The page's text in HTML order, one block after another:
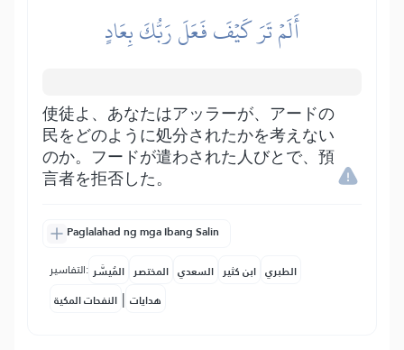
أَلَمۡ تَرَ كَيۡفَ فَعَلَ رَبُّكَ بِعَادٍ
使徒よ、あなたはアッラーが、アードの
民をどのように処分されたかを考えない
のか。フードが遣わされた人びとで、預
言者を拒否した。
Paglalahad ng mga Ibang Salin
التفاسير: المُيسَّر المختصر السعدي ابن كثير الطبري
النفحات المكية | هدايات